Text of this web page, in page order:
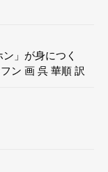
」が身につく
ン 画 呉 華順 訳